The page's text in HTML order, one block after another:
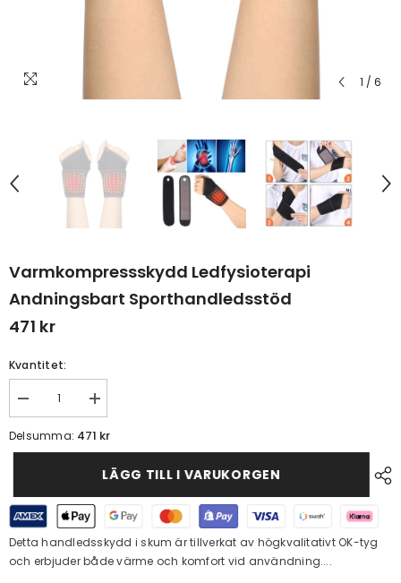
1 / 6
Varmkompressskydd Ledfysioterapi
Andningsbart Sporthandledsstöd
471 kr
Kvantitet:
Minska
mängden
för
Öka
kvantiteten
för
Andningsbart
Delsumma: 471 kr
LÄGG TILL I VARUKORGEN
Detta handledsskydd i skum är tillverkat av högkvalitativt OK-tyg
och erbjuder både värme och komfort vid användning....